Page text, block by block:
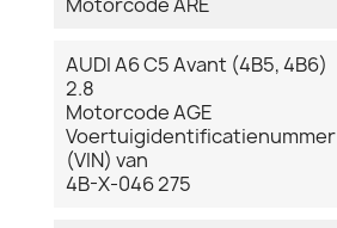
AUDI A6 C5 Avant (4B5, 4B6)
2.8
Motorcode AGE
Voertuigidentificatienummer
(VIN) van
4B-X-046 275